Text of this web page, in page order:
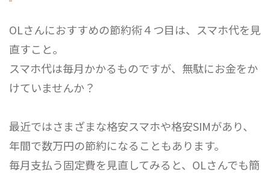
OLさんにおすすめの節約術４つ目は、スマホ代を見
直すこと。
スマホ代は毎月かかるものですが、無駄にお金をか
けていませんか？
最近ではさまざまな格安スマホや格安SIMがあり、
年間で数万円の節約になることもあります。
毎月支払う固定費を見直してみると、OLさんでも簡